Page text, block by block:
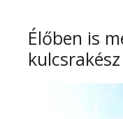
Élőben is